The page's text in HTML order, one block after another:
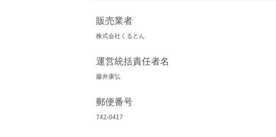
販売業者
株式会社くるとん
運営統括責任者名
藤井康弘
郵便番号
742-0417